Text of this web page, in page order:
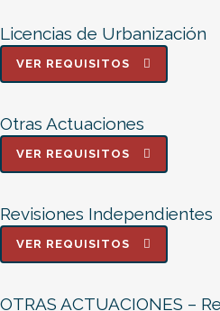
Licencias de Urbanización
VER REQUISITOS
Otras Actuaciones
VER REQUISITOS
Revisiones Independientes
VER REQUISITOS
OTRAS ACTUACIONES –